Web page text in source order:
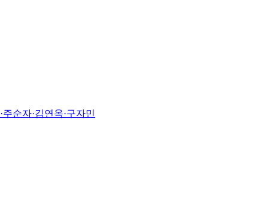
순자·김연옥·구자민